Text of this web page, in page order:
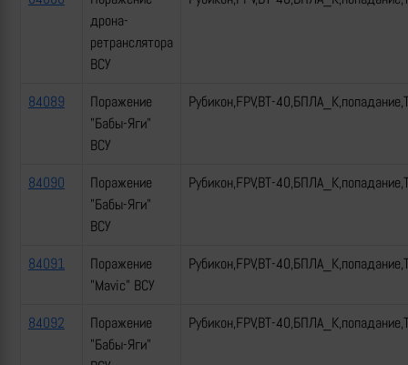
дрона-
ретранслятора
ВСУ
84089
Поражение
"Бабы-Яги"
ВСУ
Рубикон,FPV,ВТ-
84090
Поражение
"Бабы-Яги"
ВСУ
Рубикон,FPV,ВТ-
84091
Поражение
"Mavic" ВСУ
Рубикон,FPV,ВТ-
84092
Поражение
"Бабы-Яги"
Рубикон,FPV,ВТ-